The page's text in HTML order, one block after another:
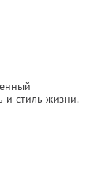
и стиль жизни.